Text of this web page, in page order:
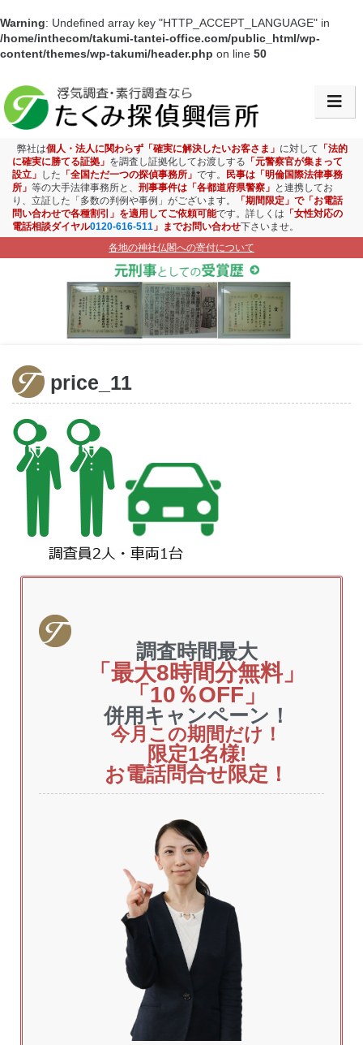
Warning: Undefined array key "HTTP_ACCEPT_LANGUAGE" in
/home/inthecom/takumi-tantei-office.com/public_html/wp-
content/themes/wp-takumi/header.php on line 50
会社情報・アクセス
素行調査
盗聴盗撮調査
ストーカー対策
お子様見守り調査
企業調査
ご利用の流れ
お客様の声
弊社は個人・法人に関わらず「確実に解決したいお客さま」 に対して 「法的
に確実に勝てる証拠」 を調査し証拠化してお渡しする 「元警察官が集まって
設立」 した 「全国ただ一つの探偵事務所」 です。
民事は「明倫国際法律事務
所」 等の大手法律事務所と、 刑事事件は「各都道府県警察」 と連携してお
り、立証した「多数の判例や事例」がございます。
「期間限定」で「お電話
問い合わせで各種割引」を適用してご依頼可能です。詳しくは 「女性対応の
電話相談ダイヤル0120-616-511 」までお問い合わせ下さいませ。
各地の神社仏閣への寄付について
price_11
調査時間最大
「最大8時間分無料」
「10％OFF」
併用キャンペーン！
今月この期間だけ！
限定1名様!
お電話問合せ限定！